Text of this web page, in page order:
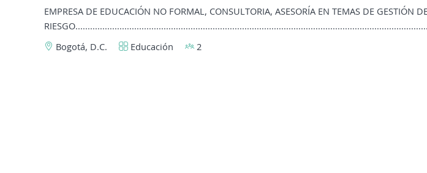
EMPRESA DE EDUCACIÓN NO FORMAL, CONSULTORIA, ASESORÍA EN TEMAS DE GESTIÓN
Bogotá, D.C.
Educación 2